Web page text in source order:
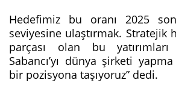
Hedefimiz bu oranı 2025
seviyesine ulaştırmak. Stratejik
parçası olan bu yatırımları
Sabancı’yı dünya şirketi
bir pozisyona taşıyoruz” dedi.